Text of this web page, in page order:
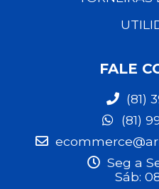
FALE
(81)
(81)
Seg a
Sáb: